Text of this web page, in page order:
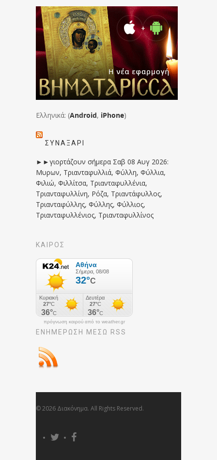
Ελληνικά: (Android, iPhone)
ΣΥΝΑΞΆΡΙ
►►γιορτάζουν σήμερα Σαβ 08 Αυγ 2026:
Μυρων, Τριανταφυλλιά, Φύλλη, Φύλλια,
Φιλιώ, Φιλλίτσα, Τριανταφυλλένια,
Τριανταφυλλίνη, Ρόζα, Τριαντάφυλλος,
Τριανταφύλλης, Φύλλης, Φύλλιος,
Τριανταφυλλένιος, Τριανταφυλλίνος
ΚΑΙΡΟΣ
πρόγνωση καιρού από το weather.gr
ΕΝΗΜΈΡΩΣΉ ΜΕΣΩ RSS
© 2026 Διακόνημα. All Rights Reserved.